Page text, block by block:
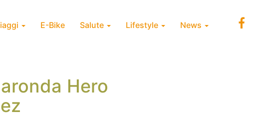
E-Bike Salute Lifestyle News
Hero